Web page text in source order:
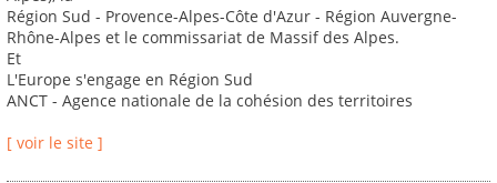
Région Sud - Provence-Alpes-Côte d'Azur - Région Auvergne-
Rhône-Alpes et le commissariat de Massif des Alpes.
Et
L'Europe s'engage en Région Sud
ANCT - Agence nationale de la cohésion des territoires
[ voir le site ]